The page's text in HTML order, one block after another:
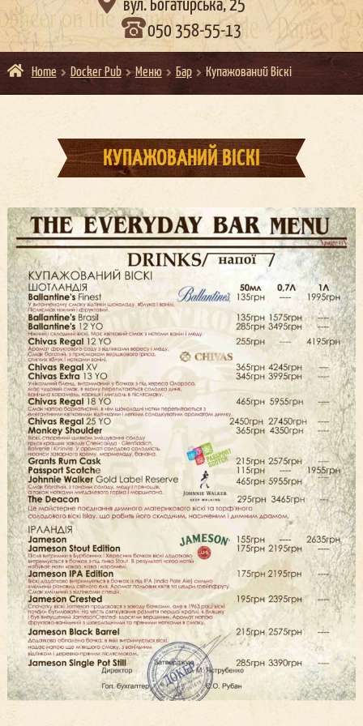
вул. Богатирська, 25
050 358-55-13
Home Docker Pub Меню Бар Купажований Віскі
КУПАЖОВАНИЙ ВІСКІ